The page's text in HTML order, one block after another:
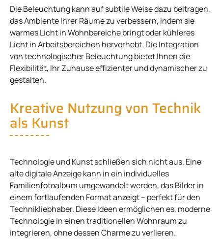
Die Beleuchtung kann auf subtile Weise dazu beitragen,
das Ambiente Ihrer Räume zu verbessern, indem sie
warmes Licht in Wohnbereiche bringt oder kühleres
Licht in Arbeitsbereichen hervorhebt. Die Integration
von technologischer Beleuchtung bietet Ihnen die
Flexibilität, Ihr Zuhause effizienter und dynamischer zu
gestalten.
Kreative Nutzung von Technik
als Kunst
Technologie und Kunst schließen sich nicht aus. Eine
alte digitale Anzeige kann in ein individuelles
Familienfotoalbum umgewandelt werden, das Bilder in
einem fortlaufenden Format anzeigt – perfekt für den
Technikliebhaber. Diese Ideen ermöglichen es, moderne
Technologie in einen traditionellen Wohnraum zu
integrieren, ohne dessen Charme zu verlieren.